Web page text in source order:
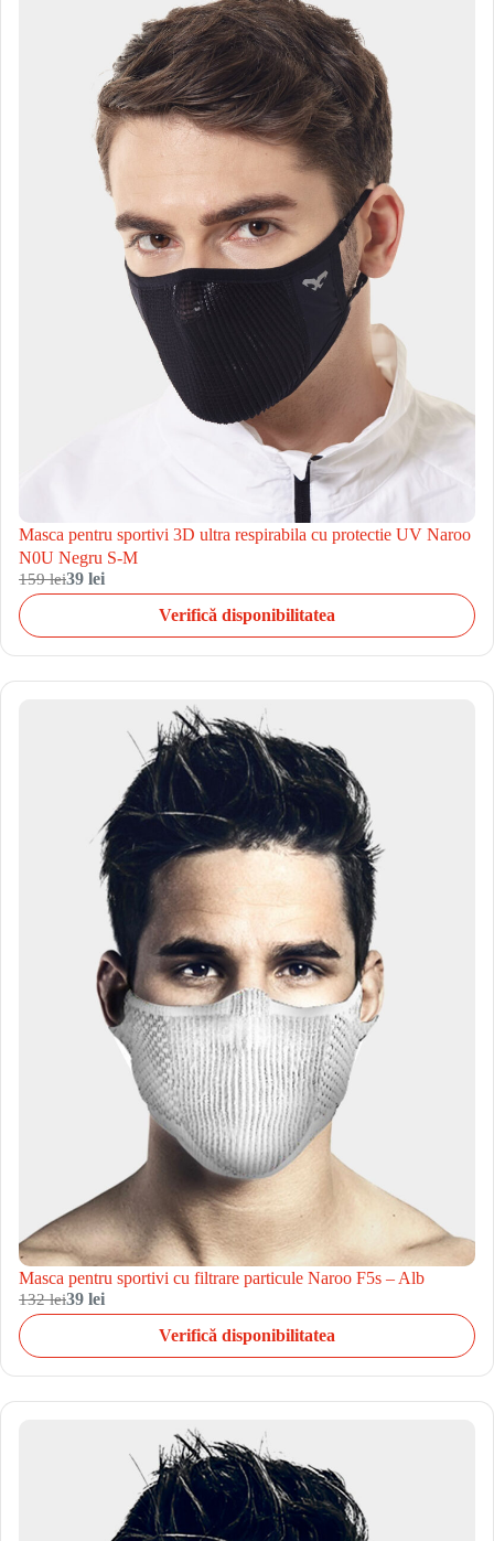
Masca pentru sportivi 3D ultra respirabila cu protectie UV Naroo
N0U Negru S-M
159 lei39 lei
Verifică disponibilitatea
Masca pentru sportivi cu filtrare particule Naroo F5s – Alb
132 lei39 lei
Verifică disponibilitatea